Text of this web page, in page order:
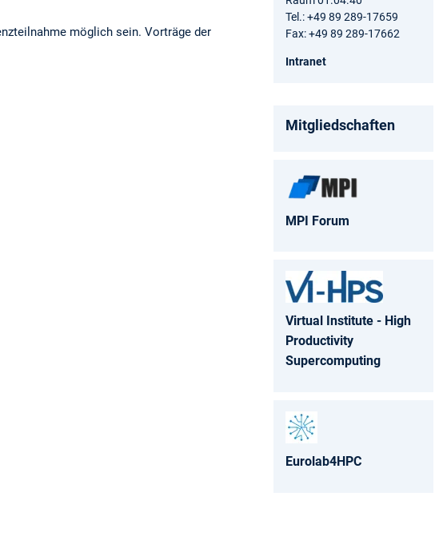
möglich sein. Vorträge der
Tel.: +49 89 289-17659
Fax: +49 89 289-17662
Intranet
Mitgliedschaften
MPI Forum
Virtual Institute - High
Productivity
Supercomputing
Eurolab4HPC